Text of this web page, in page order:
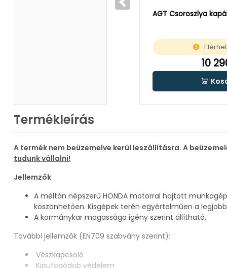
Előző
AGT Csoroszlya
10
Termékleírás
A termék nem beüzemelve kerül leszállításra. A
tudunk vállalni!
Jellemzők
A méltán népszerű HONDA motorral hajtott
köszönhetően. Kisgépek terén egyértelműen a
A kormánykar magassága igény szerint állítható.
További jellemzők (EN709 szabvány szerint):
Vészkapcsoló
Kipufogódob védelem